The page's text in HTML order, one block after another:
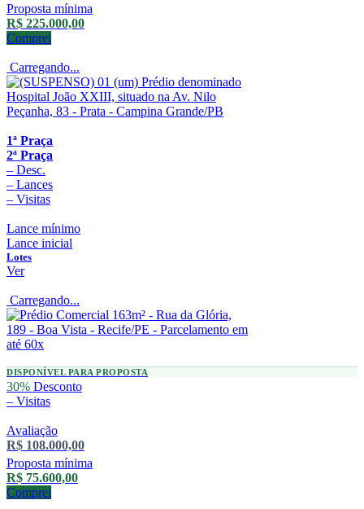
Proposta mínima
R$ 225.000,00
Comprei
Carregando...
1ª Praça
2ª Praça
– Desc.
– Lances
– Visitas
Lance mínimo
Lance inicial
Lotes
Ver
Carregando...
DISPONÍVEL PARA PROPOSTA
30% Desconto
– Visitas
Avaliação
R$ 108.000,00
Proposta mínima
R$ 75.600,00
Comprei